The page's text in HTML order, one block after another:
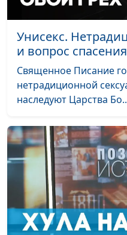
Унисекс.
и вопрос
Священное Писание
нетрадиционной
наследуют Царства